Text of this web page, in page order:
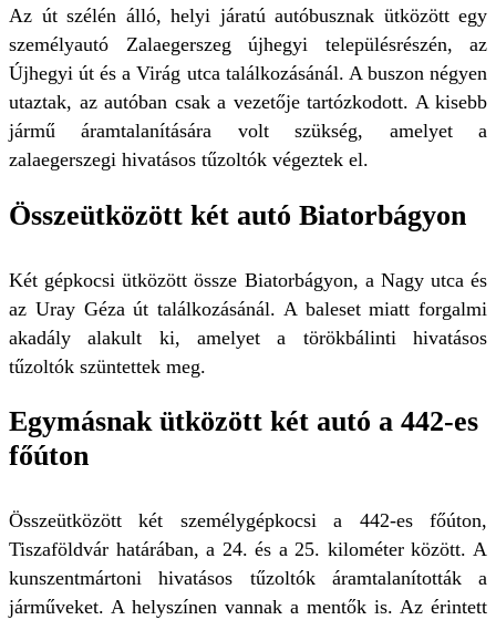
Az út szélén álló, helyi járatú autóbusznak ütközött egy
személyautó Zalaegerszeg újhegyi településrészén, az
Újhegyi út és a Virág utca találkozásánál. A buszon négyen
utaztak, az autóban csak a vezetője tartózkodott. A kisebb
jármű áramtalanítására volt szükség, amelyet a
zalaegerszegi hivatásos tűzoltók végeztek el.
Összeütközött két autó Biatorbágyon
Két gépkocsi ütközött össze Biatorbágyon, a Nagy utca és
az Uray Géza út találkozásánál. A baleset miatt forgalmi
akadály alakult ki, amelyet a törökbálinti hivatásos
tűzoltók szüntettek meg.
Egymásnak ütközött két autó a 442-es
főúton
Összeütközött két személygépkocsi a 442-es főúton,
Tiszaföldvár határában, a 24. és a 25. kilométer között. A
kunszentmártoni hivatásos tűzoltók áramtalanították a
járműveket. A helyszínen vannak a mentők is. Az érintett